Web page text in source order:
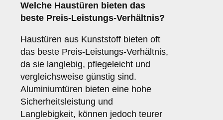
Welche Haustüren bieten das
beste Preis-Leistungs-Verhältnis?
Haustüren aus Kunststoff bieten oft
das beste Preis-Leistungs-Verhältnis,
da sie langlebig, pflegeleicht und
vergleichsweise günstig sind.
Aluminiumtüren bieten eine hohe
Sicherheitsleistung und
Langlebigkeit, können jedoch teurer